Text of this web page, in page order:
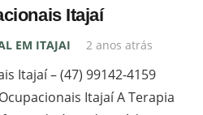
Itajaí
EM ITAJAI 2 anos atrás
Itajaí – (47) 99142-4159
Itajaí A Terapia